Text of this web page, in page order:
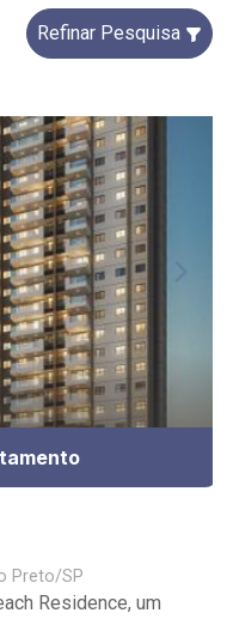
Refinar Pesquisa
- Ribeirão Preto/SP
Residence, um